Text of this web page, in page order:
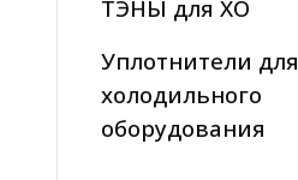
ТЭНЫ для ХО
Уплотнители для
холодильного
оборудования